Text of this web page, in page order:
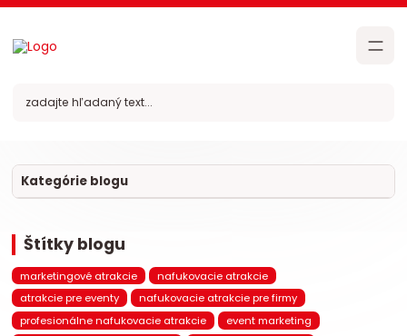
Kategórie blogu
Štítky blogu
marketingové atrakcie
nafukovacie atrakcie
atrakcie pre eventy
nafukovacie atrakcie pre firmy
profesionálne nafukovacie atrakcie
event marketing